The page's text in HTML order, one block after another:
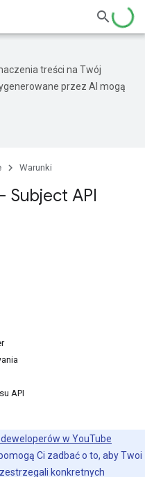
treści na Twój
przez AI mogą
Warunki
Subject API
API
w YouTube
Ci zadbać o to, aby Twoi
konkretnych